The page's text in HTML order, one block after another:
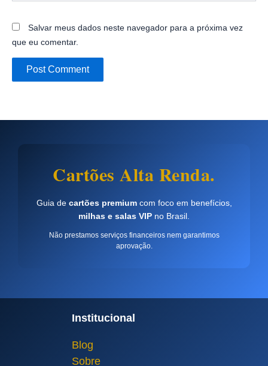
Salvar meus dados neste navegador para a próxima vez
que eu comentar.
Cartões Alta Renda.
Guia de cartões premiumcom foco em benefícios,
milhas e salas VIP no Brasil.
Não prestamos serviços financeiros nem garantimos
aprovação.
Institucional
Blog
Sobre